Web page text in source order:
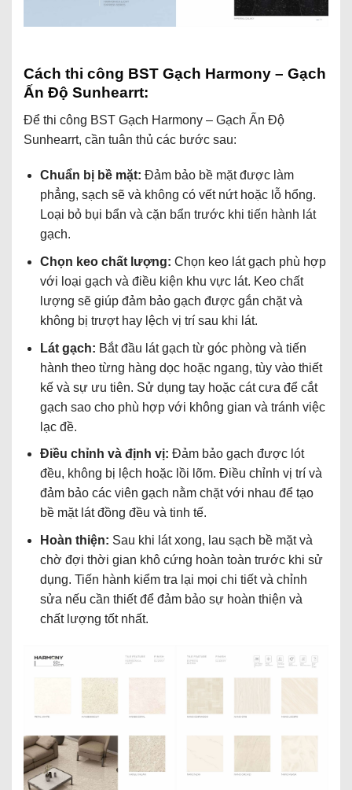
Cách thi công BST Gạch Harmony – Gạch
Ấn Độ Sunhearrt:
Để thi công BST Gạch Harmony – Gạch Ấn Độ
Sunhearrt, cần tuân thủ các bước sau:
Chuẩn bị bề mặt: Đảm bảo bề mặt được làm
phẳng, sạch sẽ và không có vết nứt hoặc lỗ hổng.
Loại bỏ bụi bẩn và cặn bẩn trước khi tiến hành lát
gạch.
Chọn keo chất lượng: Chọn keo lát gạch phù hợp
với loại gạch và điều kiện khu vực lát. Keo chất
lượng sẽ giúp đảm bảo gạch được gắn chặt và
không bị trượt hay lệch vị trí sau khi lát.
Lát gạch: Bắt đầu lát gạch từ góc phòng và tiến
hành theo từng hàng dọc hoặc ngang, tùy vào thiết
kế và sự ưu tiên. Sử dụng tay hoặc cát cưa để cắt
gạch sao cho phù hợp với không gian và tránh việc
lạc đề.
Điều chỉnh và định vị: Đảm bảo gạch được lót
đều, không bị lệch hoặc lồi lõm. Điều chỉnh vị trí và
đảm bảo các viên gạch nằm chặt với nhau để tạo
bề mặt lát đồng đều và tinh tế.
Hoàn thiện: Sau khi lát xong, lau sạch bề mặt và
chờ đợi thời gian khô cứng hoàn toàn trước khi sử
dụng. Tiến hành kiểm tra lại mọi chi tiết và chỉnh
sửa nếu cần thiết để đảm bảo sự hoàn thiện và
chất lượng tốt nhất.